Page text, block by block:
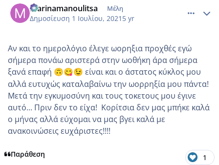
marinamanoulitsa Μέλη
Δημοσίευση 1 Ιουλίου, 2021 5 yr
Αν και το ημερολόγιο έλεγε ωορηξια προχθές εγώ
σήμερα πονάω αριστερά στην ωοθήκη άρα σήμερα
ξανά επαφή 🙃😋😉 είναι και ο άστατος κύκλος μου
αλλά ευτυχώς καταλαβαίνω την ωορρηξία μου πάντα!
Μετά την εγκυμοσύνη και τους τοκετους μου έγινε
αυτό... Πριν δεν το είχα! Κορίτσια δεν μας μπήκε καλά
ο μήνας αλλά εύχομαι να μας βγει καλά με
ανακοινώσεις ευχάριστες!!!!
Παράθεση 1